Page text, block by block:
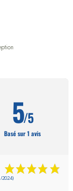
5/5
Basé sur 1 avis
2024)